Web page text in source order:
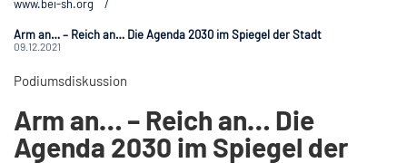
www.bei-sh.org /
Arm an… – Reich an… Die Agenda 2030 im Spiegel der Stadt
09.12.2021
Podiumsdiskussion
Arm an… – Reich an… Die
Agenda 2030 im Spiegel der